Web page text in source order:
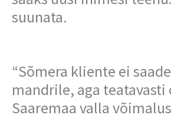
suunata.
“Sõmera kliente ei
mandrile, aga teatavasti
Saaremaa valla